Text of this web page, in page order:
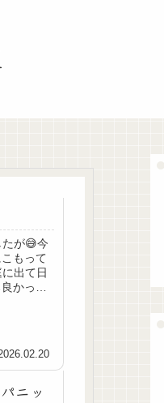
が😅今
もって
出て日
かった
ニッ